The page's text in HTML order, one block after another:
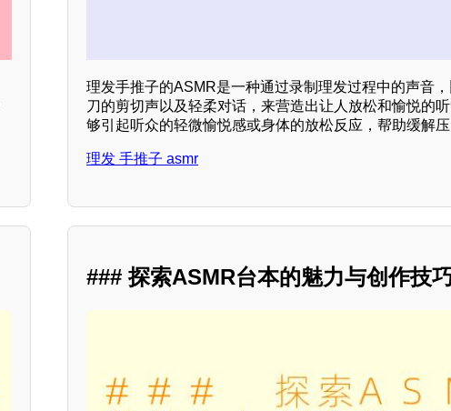
理发手推子的ASMR是一种通过录制理发过程中的声音
刀的剪切声以及轻柔对话，来营造出让人放松和愉悦的
够引起听众的轻微愉悦感或身体的放松反应，帮助缓解压
理发 手推子 asmr
### 探索ASMR台本的魅力与创作技